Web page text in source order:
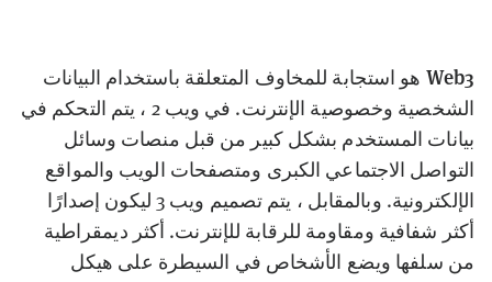
Web3 هو استجابة للمخاوف المتعلقة باستخدام البيانات
الشخصية وخصوصية الإنترنت. في ويب 2 ، يتم التحكم في
بيانات المستخدم بشكل كبير من قبل منصات وسائل
التواصل الاجتماعي الكبرى ومتصفحات الويب والمواقع
الإلكترونية. وبالمقابل ، يتم تصميم ويب 3 ليكون إصدارًا
أكثر شفافية ومقاومة للرقابة للإنترنت. أكثر ديمقراطية
من سلفها ويضع الأشخاص في السيطرة على هيكل